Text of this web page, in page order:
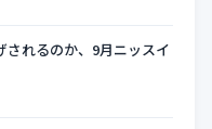
されるのか、9月ニッスイ